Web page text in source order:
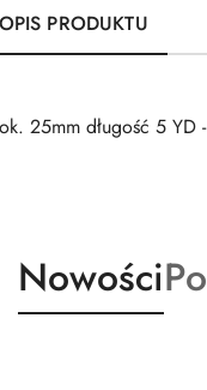
OPIS PRODUKTU
25mm długość 5 YD
Produkty
o
Nowości
o